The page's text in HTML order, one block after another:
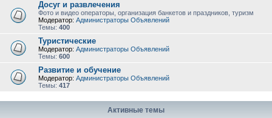
Досуг и развлечения
Фото и видео операторы, организация банкетов и праздников, туризм
Модератор: Администраторы Объявлений
Темы: 400
Туристические
Модератор: Администраторы Объявлений
Темы: 600
Развитие и обучение
Модератор: Администраторы Объявлений
Темы: 417
Активные темы